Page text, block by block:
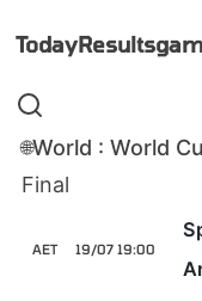
TodayResults
🌐World : World
Final
19/07 19:00
AET